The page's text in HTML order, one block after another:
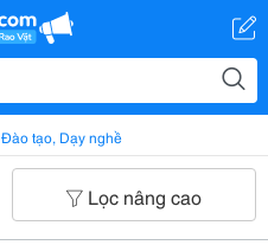
Đào tạo, Dạy nghề
Lọc nâng cao